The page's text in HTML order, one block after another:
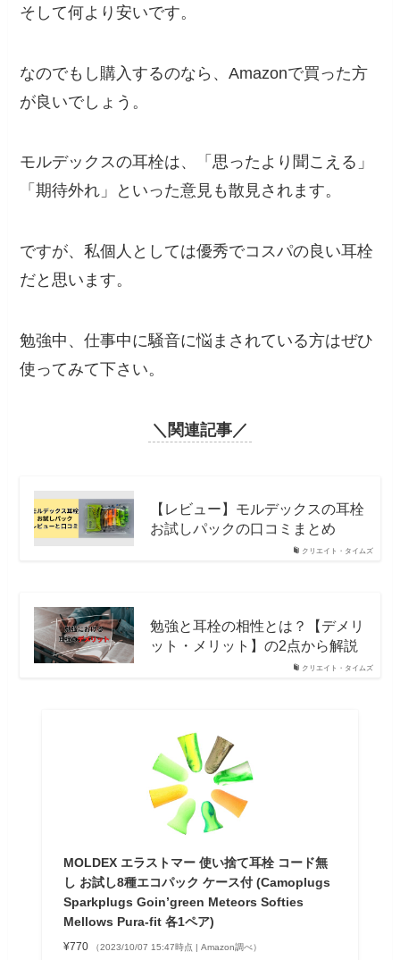
そして何より安いです。
なのでもし購入するのなら、Amazonで買った方
が良いでしょう。
モルデックスの耳栓は、「思ったより聞こえる」
「期待外れ」といった意見も散見されます。
ですが、私個人としては優秀でコスパの良い耳栓
だと思います。
勉強中、仕事中に騒音に悩まされている方はぜひ
使ってみて下さい。
＼関連記事／
クリエイト・タイムズ
【レビュー】モルデックスの耳栓
お試しパックの口コミまとめ
クリエイト・タイムズ
勉強と耳栓の相性とは？【デメリ
ット・メリット】の2点から解説
MOLDEX エラストマー 使い捨て耳栓 コード無
し お試し8種エコパック ケース付 (Camoplugs
Sparkplugs Goin’green Meteors Softies
Mellows Pura-fit 各1ペア)
¥770 （2023/10/07 15:47時点 | Amazon調べ）